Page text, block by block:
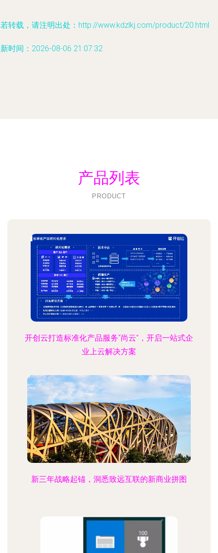
转载，请注明出处：http://www.kdzlkj.com/product/20.html
时间：2026-08-06 21:07:32
产品列表
PRODUCT
开创云打造标准化产品服务“尚云”，开启一站式企
业上云解决方案
新三年战略起锚，洞悉致远互联的新商业拼图